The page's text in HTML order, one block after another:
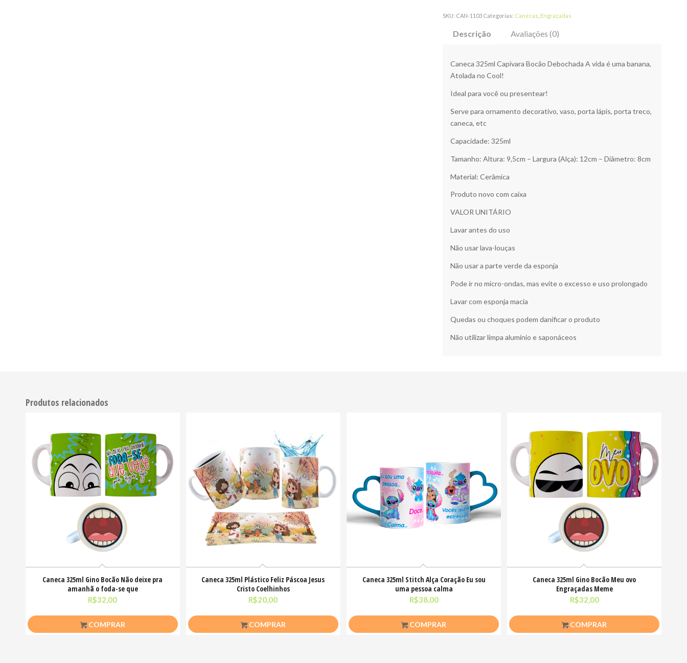
SKU: CAN-1103 Categorias: Canecas Engraçadas
Descrição Avaliações (0)
Caneca 325ml Capivara Bocão Debochada A vida é uma banana,
Atolada no Cool!
Ideal para você ou presentear!
Serve para ornamento decorativo, vaso, porta lápis, porta treco,
caneca, etc
Capacidade: 325ml
Tamanho: Altura: 9,5cm – Largura (Alça): 12cm – Diâmetro: 8cm
Material: Cerâmica
Produto novo com caixa
VALOR UNITÁRIO
Lavar antes do uso
Não usar lava-louças
Não usar a parte verde da esponja
Pode ir no micro-ondas, mas evite o excesso e uso prolongado
Lavar com esponja macia
Quedas ou choques podem danificar o produto
Não utilizar limpa alumínio e saponáceos
Produtos relacionados
Caneca 325ml Gino Bocão Não deixe pra
amanhã o foda-se que
R$32,00
COMPRAR
Caneca 325ml Plástico Feliz Páscoa Jesus
Cristo Coelhinhos
R$20,00
COMPRAR
Caneca 325ml Stitch Alça Coração Eu sou
uma pessoa calma
R$38,00
COMPRAR
Caneca 325ml Gino Bocão Meu ovo
Engraçadas Meme
R$32,00
COMPRAR